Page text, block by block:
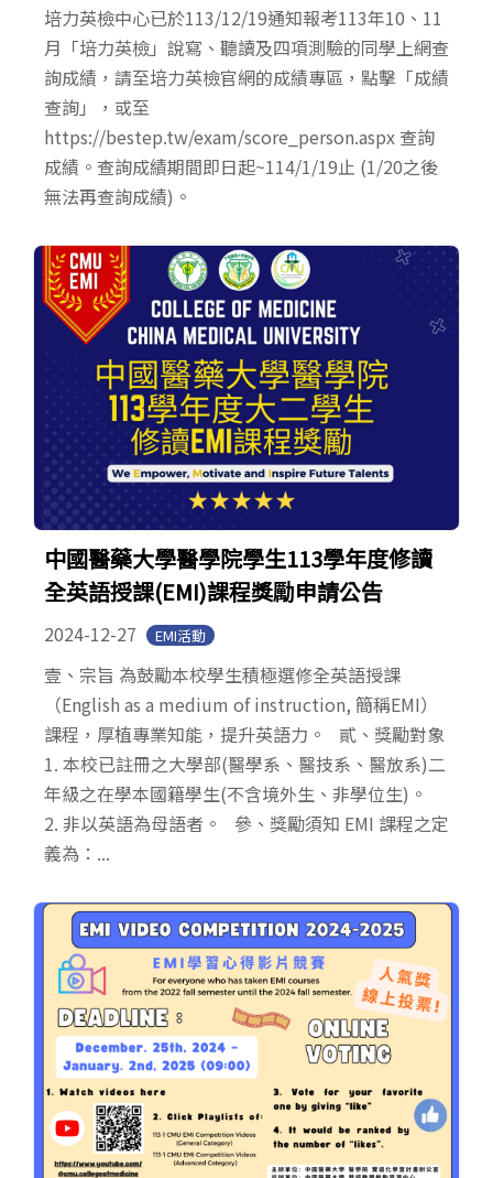
培力英檢中心已於113/12/19通知報考113年10、11
月「培力英檢」說寫、聽讀及四項測驗的同學上網查
詢成績，請至培力英檢官網的成績專區，點擊「成績
查詢」，或至
https://bestep.tw/exam/score_person.aspx 查詢
成績。查詢成績期間即日起~114/1/19止 (1/20之後
無法再查詢成績)。
中國醫藥大學醫學院學生113學年度修讀
全英語授課(EMI)課程獎勵申請公告
2024-12-27 EMI活動
壹、宗旨 為鼓勵本校學生積極選修全英語授課
（English as a medium of instruction, 簡稱EMI）
課程，厚植專業知能，提升英語力。 貳、獎勵對象
1. 本校已註冊之大學部(醫學系、醫技系、醫放系)二
年級之在學本國籍學生(不含境外生、非學位生)。
2. 非以英語為母語者。 參、獎勵須知 EMI 課程之定
義為：...